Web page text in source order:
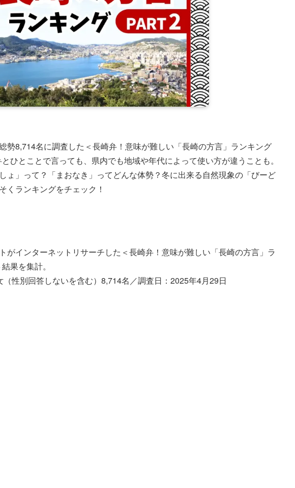
勢8,714名に調査した＜長崎弁！意味が難しい「長崎の方言」ランキング
ひとことで言っても、県内でも地域や年代によって使い方が違うことも。
ょ」って？「まおなき」ってどんな体勢？冬に出来る自然現象の「びーど
くランキングをチェック！
がインターネットリサーチした＜長崎弁！意味が難しい「長崎の方言」ラ
果を集計。
性別回答しないを含む）8,714名／調査日：2025年4月29日